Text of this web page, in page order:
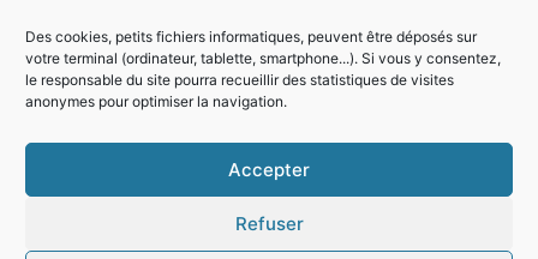
Des cookies, petits fichiers informatiques, peuvent être déposés sur
votre terminal (ordinateur, tablette, smartphone...). Si vous y consentez,
le responsable du site pourra recueillir des statistiques de visites
anonymes pour optimiser la navigation.
Accepter
Refuser
Horaires d'ouverture de la mairie